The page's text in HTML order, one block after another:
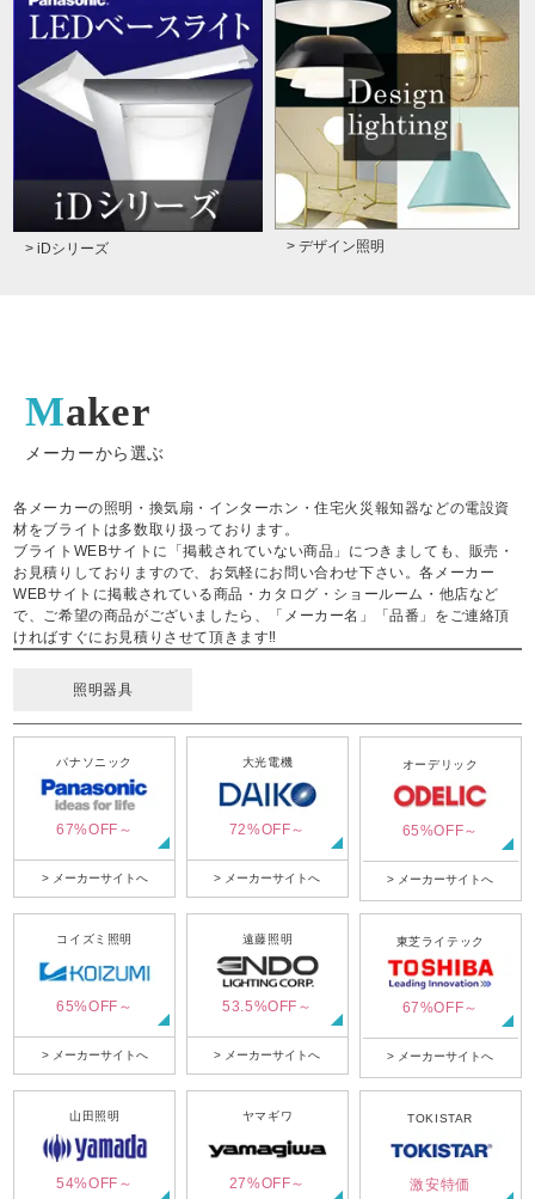
> iDシリーズ > デザイン照明
Maker
メーカーから選ぶ
各メーカーの照明・換気扇・インターホン・住宅火災報知器などの電設資
材をブライトは多数取り扱っております。
ブライトWEBサイトに「掲載されていない商品」につきましても、販売・
お見積りしておりますので、お気軽にお問い合わせ下さい。各メーカー
WEBサイトに掲載されている商品・カタログ・ショールーム・他店など
で、ご希望の商品がございましたら、「メーカー名」「品番」をご連絡頂
ければすぐにお見積りさせて頂きます‼
照明器具
パナソニック
67%OFF～
> メーカーサイトへ
大光電機
72%OFF～
> メーカーサイトへ
オーデリック
65%OFF～
> メーカーサイトへ
コイズミ照明
65%OFF～
> メーカーサイトへ
遠藤照明
53.5%OFF～
> メーカーサイトへ
東芝ライテック
67%OFF～
> メーカーサイトへ
山田照明
54%OFF～
ヤマギワ
27%OFF～
TOKISTAR
激安特価